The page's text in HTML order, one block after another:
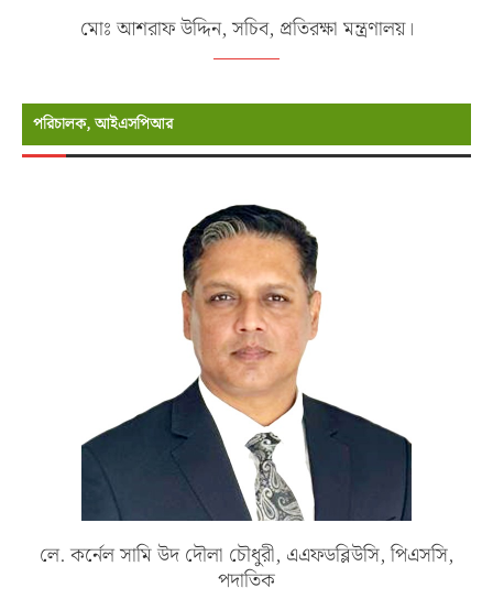
মোঃ আশরাফ উদ্দিন, সচিব, প্রতিরক্ষা মন্ত্রণালয়।
পরিচালক, আইএসপিআর
লে. কর্নেল সামি উদ দৌলা চৌধুরী, এএফডব্লিউসি, পিএসসি,
পদাতিক